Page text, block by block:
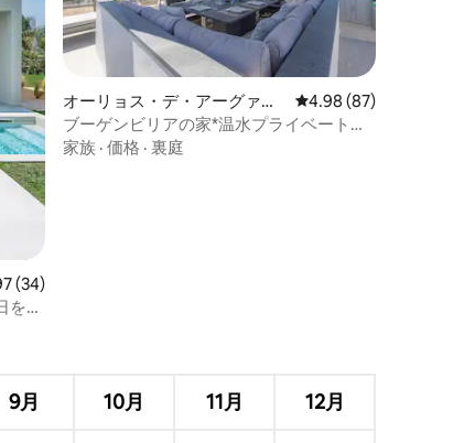
ー34件、5つ星中4.97つ星の平均評価
(34)
を眺
オーリョス・デ・アーグァの
ヴィラ
レビュー87件、5つ星
4.98 (87)
ブーゲンビリアの家*温水プライベートプ
ール付き
家族 · 価格 · 裏庭
9月 10月 11月 12月